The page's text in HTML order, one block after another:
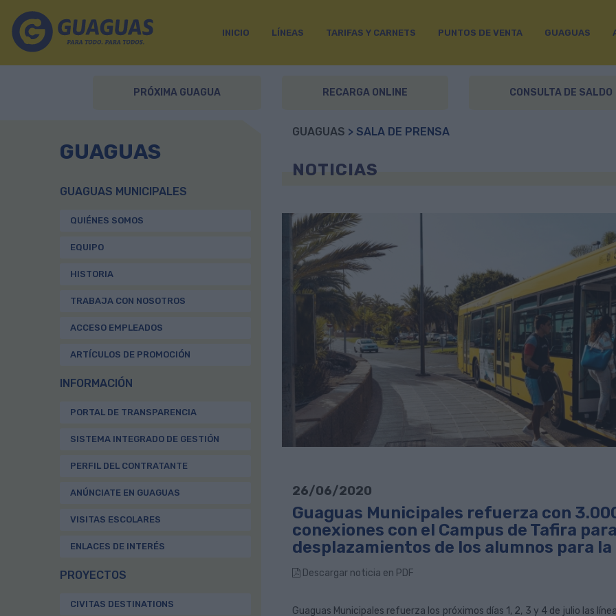
INICIO LÍNEAS TARIFAS Y CARNETS PUNTOS DE VENTA GUAGUAS
PRÓXIMA GUAGUA RECARGA ONLINE CONSULTA DE SALDO
GUAGUAS
GUAGUAS MUNICIPALES
QUIÉNES SOMOS
EQUIPO
HISTORIA
TRABAJA CON NOSOTROS
ACCESO EMPLEADOS
ARTÍCULOS DE PROMOCIÓN
INFORMACIÓN
PORTAL DE TRANSPARENCIA
SISTEMA INTEGRADO DE GESTIÓN
PERFIL DEL CONTRATANTE
ANÚNCIATE EN GUAGUAS
VISITAS ESCOLARES
ENLACES DE INTERÉS
PROYECTOS
CIVITAS DESTINATIONS
GUAGUAS > SALA DE PRENSA
NOTICIAS
26/06/2020
Guaguas Municipales refuerza con
conexiones con el Campus de Tafira
desplazamientos de los alumnos para la
Descargar noticia en PDF
Guaguas Municipales refuerza los próximos días 1, 2, 3 y 4 de julio las